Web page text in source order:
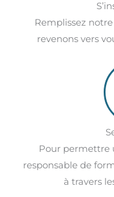
Remplissez
revenons vers
Pour permettre
responsable de
à travers